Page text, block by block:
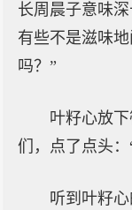
长周晨子意味
有些不是滋味
吗？”
叶籽心放
们，点了点头
听到叶籽